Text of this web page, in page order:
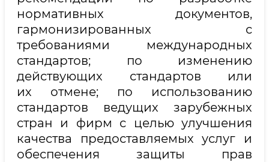
нормативных документов,
гармонизированных с
требованиями международных
стандартов; по изменению
действующих стандартов или
их отмене; по использованию
стандартов ведущих зарубежных
стран и фирм с целью улучшения
качества предоставляемых услуг и
обеспечения защиты прав